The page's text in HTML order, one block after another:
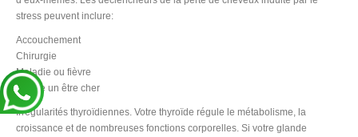
stress peuvent inclure:
Accouchement
Chirurgie
Maladie ou fièvre
Perdre un être cher
Irrégularités thyroïdiennes. Votre thyroïde régule le métabolisme, la
croissance et de nombreuses fonctions corporelles. Si votre glande